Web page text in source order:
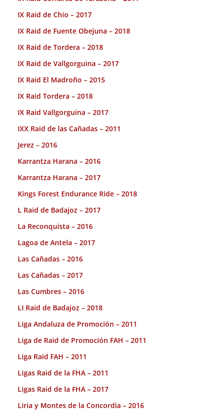
IX Raid de Chio – 2017
IX Raid de Fuente Obejuna – 2018
IX Raid de Tordera – 2018
IX Raid de Vallgorguina – 2017
IX Raid El Madroño – 2015
IX Raid Tordera – 2018
IX Raid Vallgorguina – 2017
IXX Raid de las Cañadas – 2011
Jerez – 2016
Karrantza Harana – 2016
Karrantza Harana – 2017
Kings Forest Endurance Ride – 2018
L Raid de Badajoz – 2017
La Reconquista – 2016
Lagoa de Antela – 2017
Las Cañadas – 2016
Las Cañadas – 2017
Las Cumbres – 2016
LI Raid de Badajoz – 2018
Liga Andaluza de Promoción – 2011
Liga de Raid de Promoción FAH – 2011
Liga Raid FAH – 2011
Ligas Raid de la FHA – 2011
Ligas Raid de la FHA – 2017
Liria y Montes de la Concordia – 2016